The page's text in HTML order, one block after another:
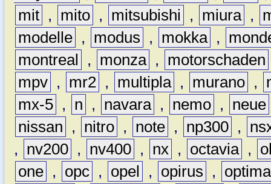
mit , mito , mitsubishi , miura ,
modelle , modus , mokka ,
montreal
, monza , motorschaden
mpv , mr2 , multipla , murano ,
mx-5 , n , navara , nemo , neue
nissan
, nitro , note , np300 ,
,
nv200 , nv400 , nx , octavia ,
one , opc , opel , opirus ,
optima